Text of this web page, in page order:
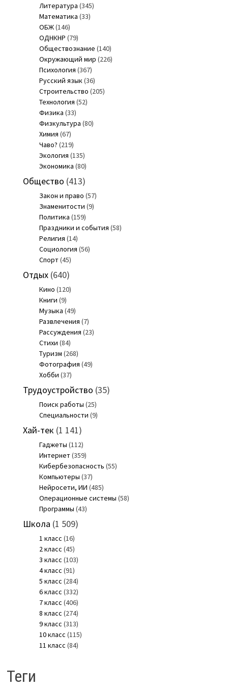
Литература (345)
Математика (33)
ОБЖ(146)
ОДНКНР (79)
Обществознание (140)
Окружающий мир (226)
Психология (367)
Русский язык(36)
Строительство (205)
Технология (52)
Физика (33)
Физкультура (80)
Химия (67)
Чаво? (219)
Экология (135)
Экономика (80)
Общество (413)
Закон и право (57)
Знаменитости (9)
Политика (159)
Праздники и события (58)
Религия (14)
Социология (56)
Спорт(45)
Отдых(640)
Кино (120)
Книги (9)
Музыка (49)
Развлечения (7)
Рассуждения (23)
Стихи (84)
Туризм (268)
Фотография (49)
Хобби (37)
Трудоустройство (35)
Поиск работы (25)
Специальности (9)
Хай-тек (1 141)
Гаджеты (112)
Интернет(359)
Кибербезопасность (55)
Компьютеры (37)
Нейросети, ИИ (485)
Операционные системы (58)
Программы (43)
Школа (1 509)
1 класс (16)
2 класс (45)
3 класс (103)
4 класс (91)
5 класс (284)
6 класс (332)
7 класс (406)
8 класс (274)
9 класс (313)
10 класс (115)
11 класс (84)
Теги